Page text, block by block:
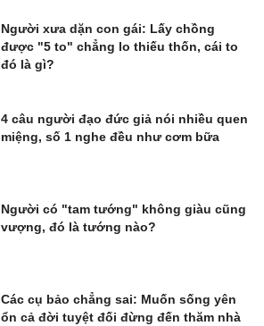
Người xưa dặn con gái: Lấy chồng
được "5 to" chẳng lo thiếu thốn, cái to
đó là gì?
4 câu người đạo đức giả nói nhiều quen
miệng, số 1 nghe đều như cơm bữa
Người có "tam tướng" không giàu cũng
vượng, đó là tướng nào?
Các cụ bảo chẳng sai: Muốn sống yên
ổn cả đời tuyệt đối đừng đến thăm nhà